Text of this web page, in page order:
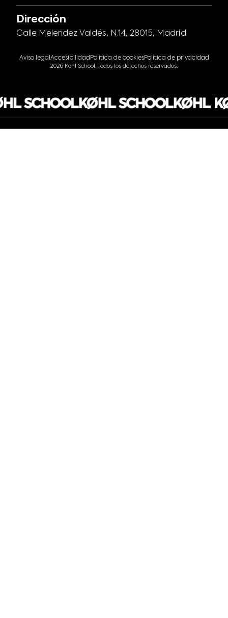
Dirección
Calle Melendez Valdés, N.14, 28015, Madrid
2026 Kohl School. Todos los derechos reservados.
Aviso legal AccesibilidadPolítica de cookiesPolítica de privacidad